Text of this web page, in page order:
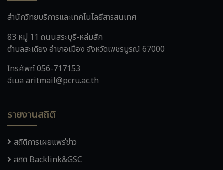
สำนักวิทยบริการและเทคโนโลยีสารสนเทศ
83 หมู่ 11 ถนนสระบุรี-หล่มสัก
ตำบลสะเดียง อำเภอเมือง จังหวัดเพชรบูรณ์ 67000
โทรศัพท์ 056-717153
อีเมล aritmail@pcru.ac.th
รายงานสถิติ
สถิติการเผยแพร่ข่าว
สถิติ Backlink&GSC